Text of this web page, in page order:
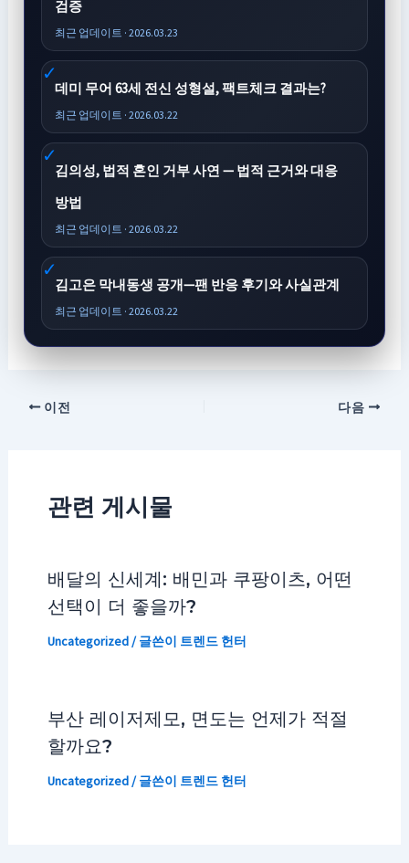
검증
최근 업데이트 · 2026.03.23
데미 무어 63세 전신 성형설, 팩트체크 결과는?
최근 업데이트 · 2026.03.22
김의성, 법적 혼인 거부 사연 — 법적 근거와 대응
방법
최근 업데이트 · 2026.03.22
김고은 막내동생 공개—팬 반응 후기와 사실관계
최근 업데이트 · 2026.03.22
이전 다음
관련 게시물
배달의 신세계: 배민과 쿠팡이츠, 어떤
선택이 더 좋을까?
Uncategorized/ 글쓴이 트렌드 헌터
부산 레이저제모, 면도는 언제가 적절
할까요?
Uncategorized/ 글쓴이 트렌드 헌터